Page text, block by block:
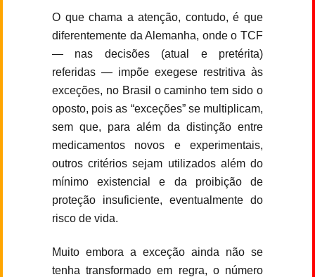
O que chama a atenção, contudo, é que
diferentemente da Alemanha, onde o TCF
— nas decisões (atual e pretérita)
referidas — impõe exegese restritiva às
exceções, no Brasil o caminho tem sido o
oposto, pois as “exceções” se multiplicam,
sem que, para além da distinção entre
medicamentos novos e experimentais,
outros critérios sejam utilizados além do
mínimo existencial e da proibição de
proteção insuficiente, eventualmente do
risco de vida.
Muito embora a exceção ainda não se
tenha transformado em regra, o número